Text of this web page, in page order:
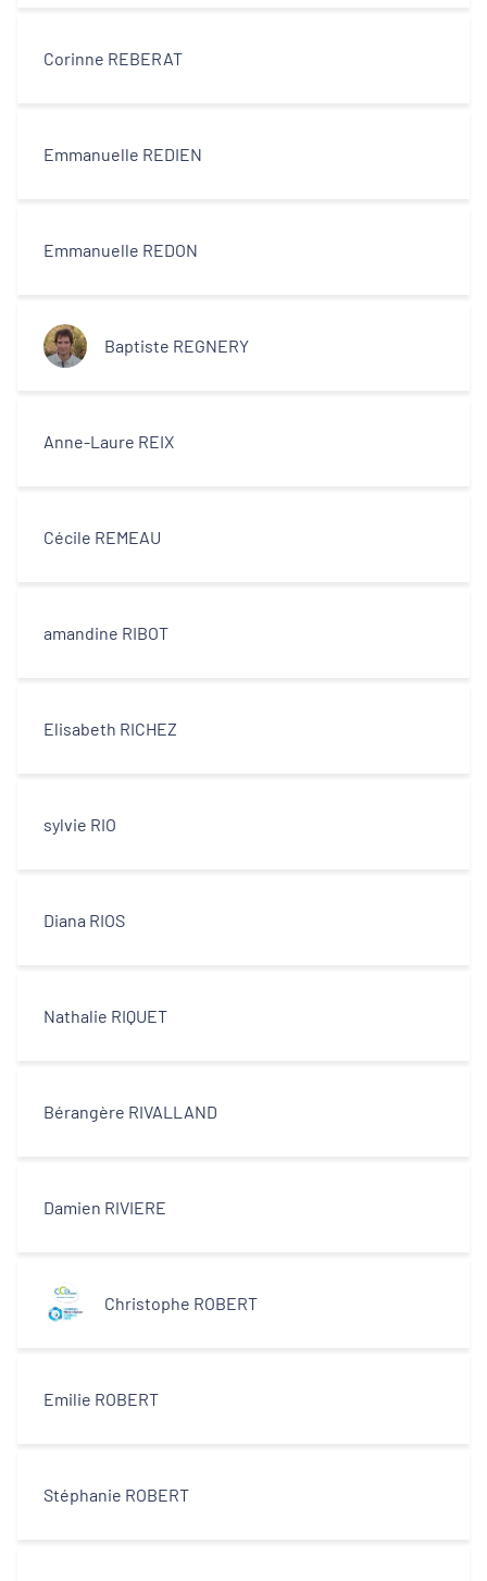
Corinne REBERAT
Emmanuelle REDIEN
Emmanuelle REDON
Baptiste REGNERY
Anne-Laure REIX
Cécile REMEAU
amandine RIBOT
Elisabeth RICHEZ
sylvie RIO
Diana RIOS
Nathalie RIQUET
Bérangère RIVALLAND
Damien RIVIERE
Christophe ROBERT
Emilie ROBERT
Stéphanie ROBERT